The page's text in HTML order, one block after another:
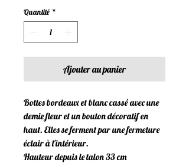
Quantité *
Ajouter au panier
Bottes bordeaux et blanc cassé avec une
demie fleur et un bouton décoratif en
haut. Elles se ferment par une fermeture
éclair à l'intérieur.
Hauteur depuis le talon 33 cm